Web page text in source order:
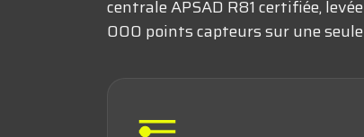
centrale APSAD R81 certifiée,
000 points capteurs sur une